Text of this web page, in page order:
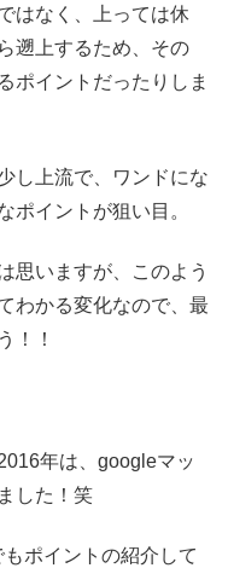
はなく、上っては休
遡上するため、その
ポイントだったりしま
し上流で、ワンドにな
ポイントが狙い目。
思いますが、このよう
わかる変化なので、最
！！
年は、googleマッ
した！笑
ポイントの紹介して